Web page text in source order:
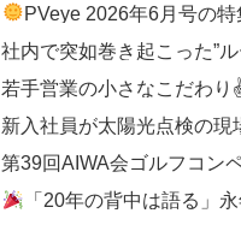
PVeye 2026年6月号の特集にて、関西エリアの
若手営業の小さなこだわ
新入社員が太陽光点検の現
第39回AIWA会ゴルフコン
「20年の背中は語る」永